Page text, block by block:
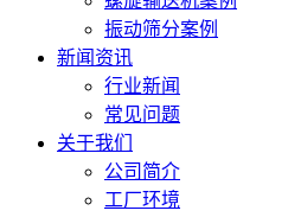
振动筛分案例
新闻资讯
行业新闻
常见问题
关于我们
公司简介
工厂环境